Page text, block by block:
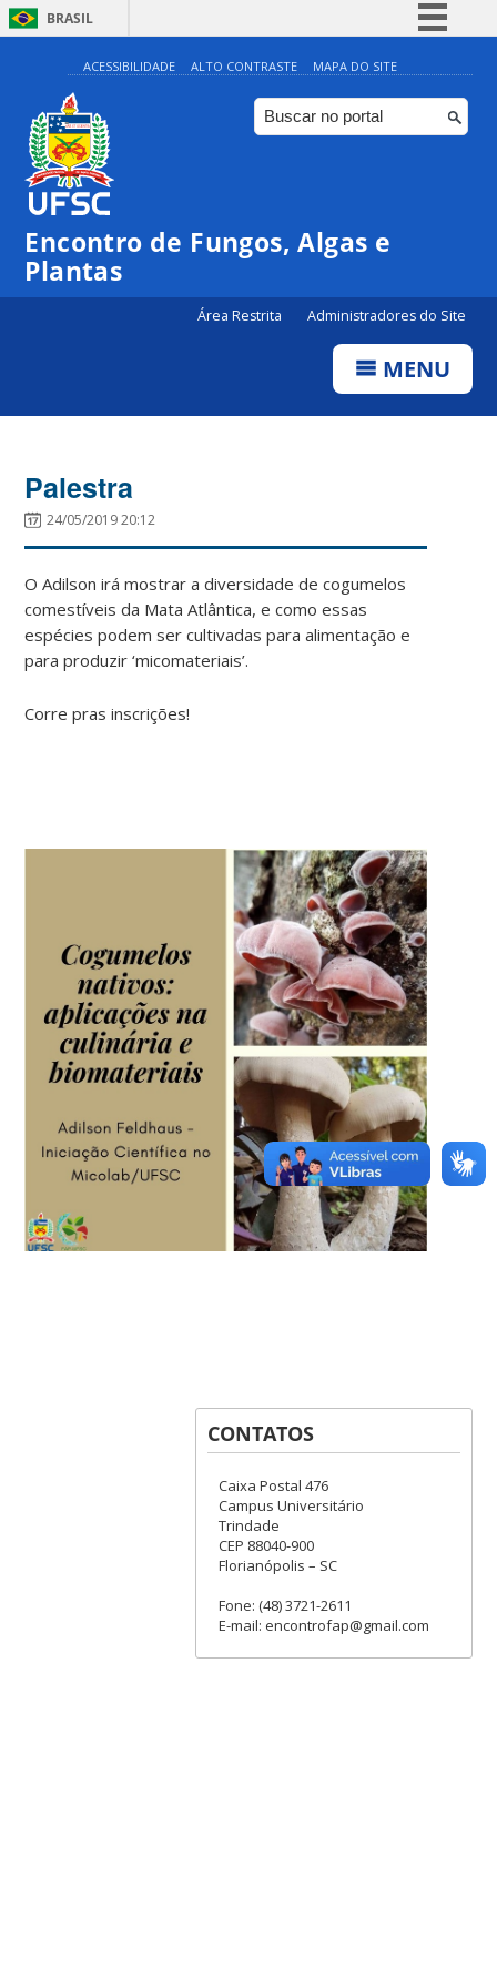
BRASIL
Simplifique!
Comunica BR
Participe
Canais
ACESSIBILIDADE ALTO CONTRASTE MAPA DO SITE
Encontro de Fungos, Algas e
Plantas
Área Restrita Administradores do Site
MENU
Palestra
24/05/2019 20:12
O Adilson irá mostrar a diversidade de cogumelos
comestíveis da Mata Atlântica, e como essas
espécies podem ser cultivadas para alimentação e
para produzir ‘micomateriais’.
Corre pras inscrições!
CONTATOS
Caixa Postal 476
Campus Universitário
Trindade
CEP 88040-900
Florianópolis – SC
Fone: (48) 3721-2611
E-mail: encontrofap@gmail.com